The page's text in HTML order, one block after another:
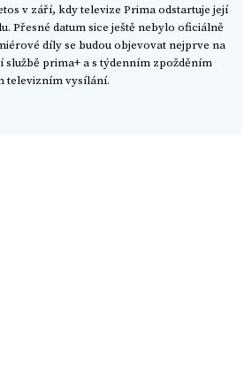
v září, kdy televize Prima odstartuje její
Přesné datum sice ještě nebylo oficiálně
díly se budou objevovat nejprve na
službě prima+ a s týdenním zpožděním
televizním vysílání.